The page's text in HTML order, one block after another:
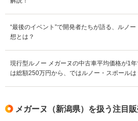
“最後のイベント”で開発者たちが語る、ルノ
想とは？
現行型ルノー メガーヌの中古車平均価格が1
は総額250万円から、ではルノー・スポールは
メガーヌ（新潟県）を扱う注目